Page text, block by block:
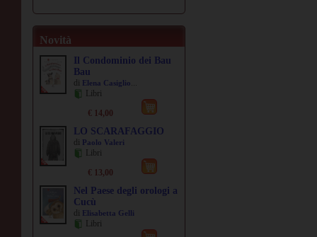
Novità
Il Condominio dei Bau
Bau
di Elena Casiglio...
Libri
€ 14,00
LO SCARAFAGGIO
di Paolo Valeri
Libri
€ 13,00
Nel Paese degli orologi a
Cucù
di Elisabetta Gelli
Libri